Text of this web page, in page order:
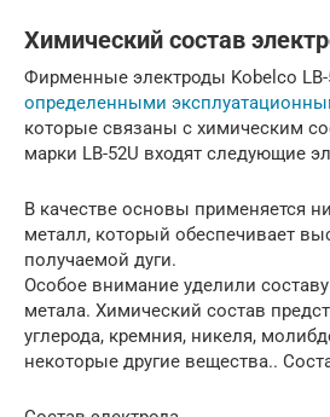
Химический состав
Фирменные электроды Kobelco LB-
определенными
которые связаны с химическим
марки LB-52U входят следующие
В качестве основы применяется
металл, который обеспечивает
получаемой дуги.
Особое внимание уделили
метала. Химический состав
углерода, кремния, никеля,
некоторые другие вещества..